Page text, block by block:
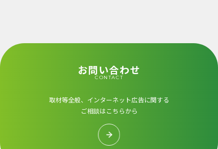
お問い合わせ
CONTACT
取材等全般、インターネット広告に関する
ご相談はこちらから